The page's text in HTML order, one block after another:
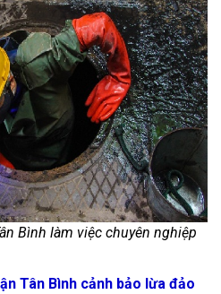
Bình làm việc chuyên nghiệp
Tân Bình cảnh bảo lừa đảo